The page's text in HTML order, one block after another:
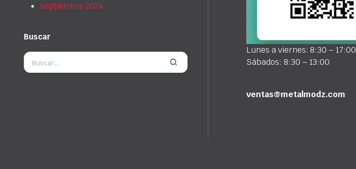
septiembre 2024
Buscar
Lunes a viernes: 8:30 – 17:00
Sábados: 8:30 – 13:00
ventas@metalmodz.com